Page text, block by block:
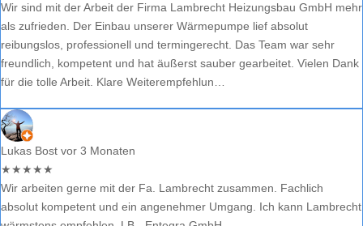
Wir sind mit der Arbeit der Firma Lambrecht Heizungsbau GmbH mehr
als zufrieden. Der Einbau unserer Wärmepumpe lief absolut
reibungslos, professionell und termingerecht. Das Team war sehr
freundlich, kompetent und hat äußerst sauber gearbeitet. Vielen Dank
für die tolle Arbeit. Klare Weiterempfehlun…
Lukas Bost vor 3 Monaten
★★★★★
Wir arbeiten gerne mit der Fa. Lambrecht zusammen. Fachlich
absolut kompetent und ein angenehmer Umgang. Ich kann Lambrecht